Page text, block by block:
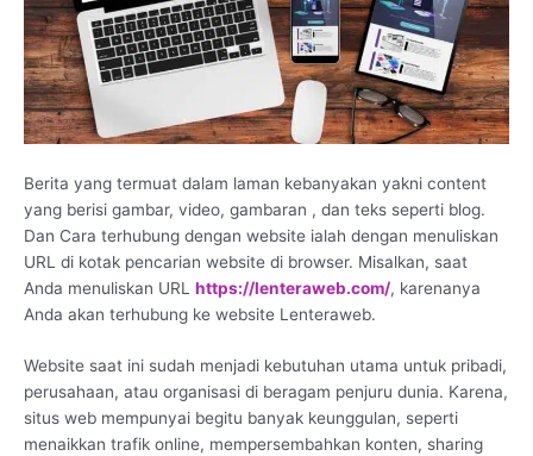
Berita yang termuat dalam laman kebanyakan yakni content
yang berisi gambar, video, gambaran , dan teks seperti blog.
Dan Cara terhubung dengan website ialah dengan menuliskan
URL di kotak pencarian website di browser. Misalkan, saat
Anda menuliskan URL https://lenteraweb.com/, karenanya
Anda akan terhubung ke website Lenteraweb.
Website saat ini sudah menjadi kebutuhan utama untuk pribadi,
perusahaan, atau organisasi di beragam penjuru dunia. Karena,
situs web mempunyai begitu banyak keunggulan, seperti
menaikkan trafik online, mempersembahkan konten, sharing